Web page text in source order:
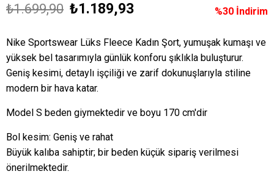
%30 İndirim
₺1.699,90 ₺1.189,93
Nike Sportswear Lüks Fleece Kadın Şort, yumuşak kumaşı ve
yüksek bel tasarımıyla günlük konforu şıklıkla buluşturur.
Geniş kesimi, detaylı işçiliği ve zarif dokunuşlarıyla stiline
modern bir hava katar.
Model S beden giymektedir ve boyu 170 cm'dir
Bol kesim: Geniş ve rahat
Büyük kalıba sahiptir; bir beden küçük sipariş verilmesi
önerilmektedir.